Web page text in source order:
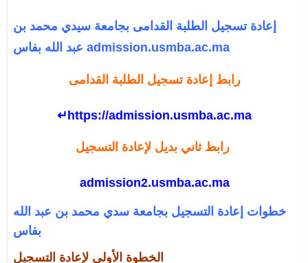
إعادة تسجيل الطلبة القدامى بجامعة سيدي محمد بن
عبد الله بفاس admission.usmba.ac.ma
رابط إعادة تسجيل الطلبة القدامى
↵https://admission.usmba.ac.ma
admission2.usmba.ac.ma
خطوات إعادة التسجيل بجامعة سدي محمد بن عبد الله
الخطوة الأولى لإعادة التسجيل